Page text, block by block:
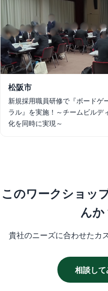
松阪市
新規採用職員研修で『ボードゲ
ラル』を実施！～チームビルデ
化を同時に実現～
このワークショッ
んか
貴社のニーズに合わせたカ
相談して